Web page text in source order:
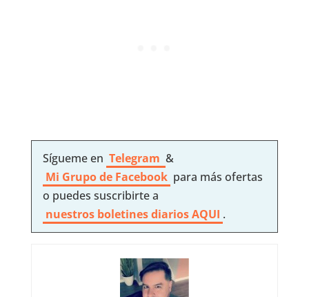
Sígueme en Telegram &
Mi Grupo de Facebook para más ofertas
o puedes suscribirte a
nuestros boletines diarios AQUI .